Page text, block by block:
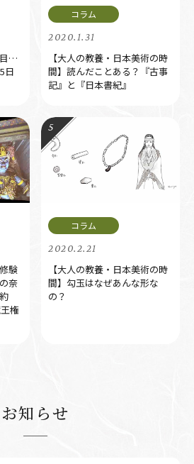
目…
日
2020.1.31
【大人の教養・日本美術の時
間】読んだことある？『古事
記』と『日本書紀』
験
奈
権
2020.2.21
【大人の教養・日本美術の時
間】勾玉はなぜあんな形な
の？
お知らせ